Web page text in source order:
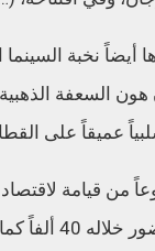
أيضاً نخبة
السعفة
عميقاً على
من قيامة